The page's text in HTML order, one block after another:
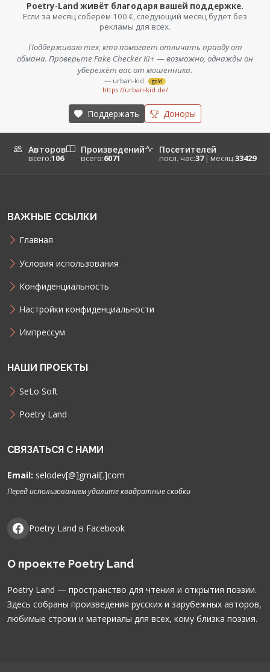
Poetry-Land живёт благодаря вашей поддержке.
Если за месяц соберём 100 €, следующий месяц будет без
рекламы для всех.
Поддерживаю тех, кто помогает отличать правду от
обмана. Проверьте Fake Checker KI+ — возможно, однажды он
убережёт вас от мошенника.
— urban-kid gold
https://urban-kid.de/
Поддержать Доноры
Авторов
всего:106
Произведений
всего:6071
Посетителей
посл. час:37 | месяц:33429
ВАЖНЫЕ ССЫЛКИ
Главная
Условия использования
Конфиденциальность
Настройки конфиденциальности
Импрессум
НАШИ ПРОЕКТЫ
SeLo Soft
Poetry Land
СВЯЗАТЬСЯ С НАМИ
Email: selodev[@]gmail[.]com
Перед использованием удалите квадратные скобки
Poetry Land в Facebook
О проекте Poetry Land
Poetry Land — пространство для чтения и открытия поэзии.
Здесь собраны произведения русских и зарубежных авторов,
любимые строки и материалы для всех, кому близка поэзия.